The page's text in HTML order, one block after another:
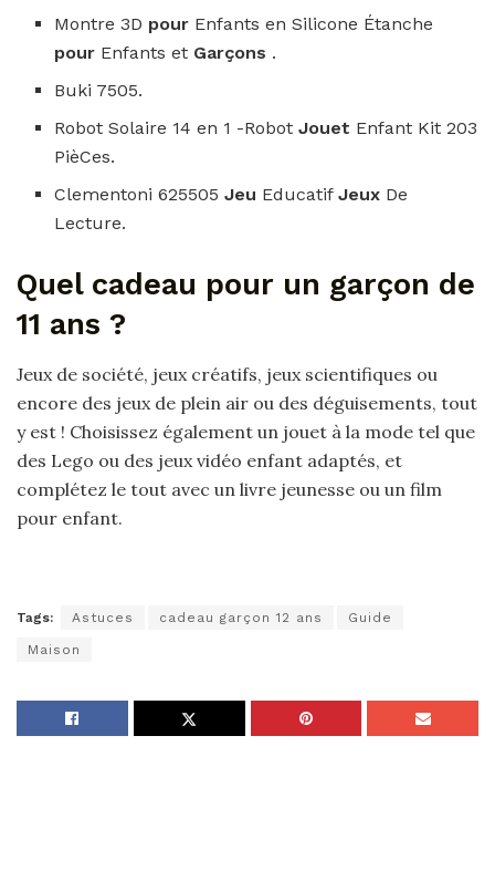
Montre 3D pour Enfants en Silicone Étanche
pour Enfants et Garçons .
Buki 7505.
Robot Solaire 14 en 1 -RobotJouet Enfant Kit 203
PièCes.
Clementoni 625505Jeu EducatifJeux De
Lecture.
Quel cadeau pour un garçon de
11 ans ?
Jeux de société, jeux créatifs, jeux scientifiques ou
encore des jeux de plein air ou des déguisements, tout
y est ! Choisissez également un jouet à la mode tel que
des Lego ou des jeux vidéo enfant adaptés, et
complétez le tout avec un livre jeunesse ou un film
pour enfant.
Tags: Astuces cadeau garçon 12 ans Guide
Maison